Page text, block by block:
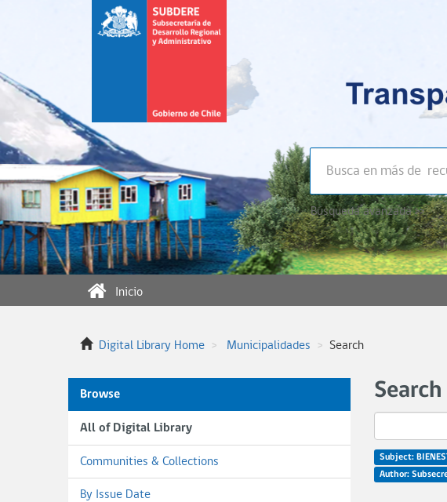
Búsqueda avanzada >>
Inicio
Digital Library Home Municipalidades Search
Browse
All of Digital Library
Communities & Collections
By Issue Date
Search
Subject:
Author: